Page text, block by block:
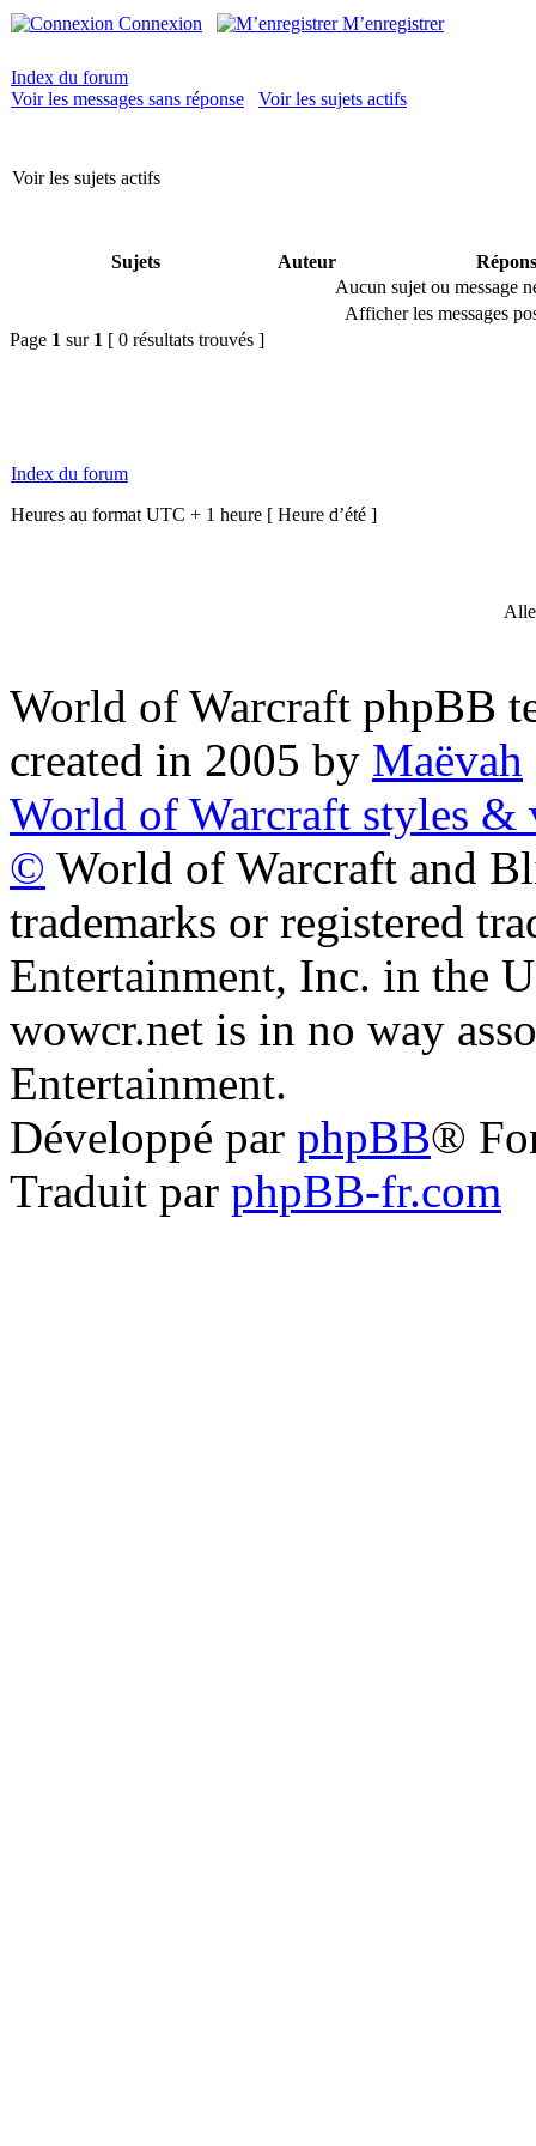
Connexion M’enregistrer
Index du forum
Voir les messages sans réponse
Voir les sujets actifs
Voir les sujets actifs
Sujets Auteur
Aucun sujet ou message
Afficher les messages
Page 1 sur 1 [ 0 résultats trouvés ]
Index du forum
Heures au format UTC + 1 heure [ Heure d’été ]
World of Warcraft phpBB
created in 2005 by Maëvah
World of Warcraft styles &
© World of Warcraft and
trademarks or registered
Entertainment, Inc. in the
wowcr.net is in no way
Entertainment.
Développé par phpBB®
Traduit par phpBB-fr.com